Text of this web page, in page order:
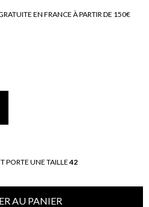
EN FRANCE À PARTIR DE 150€
PORTE UNE TAILLE42
AU PANIER